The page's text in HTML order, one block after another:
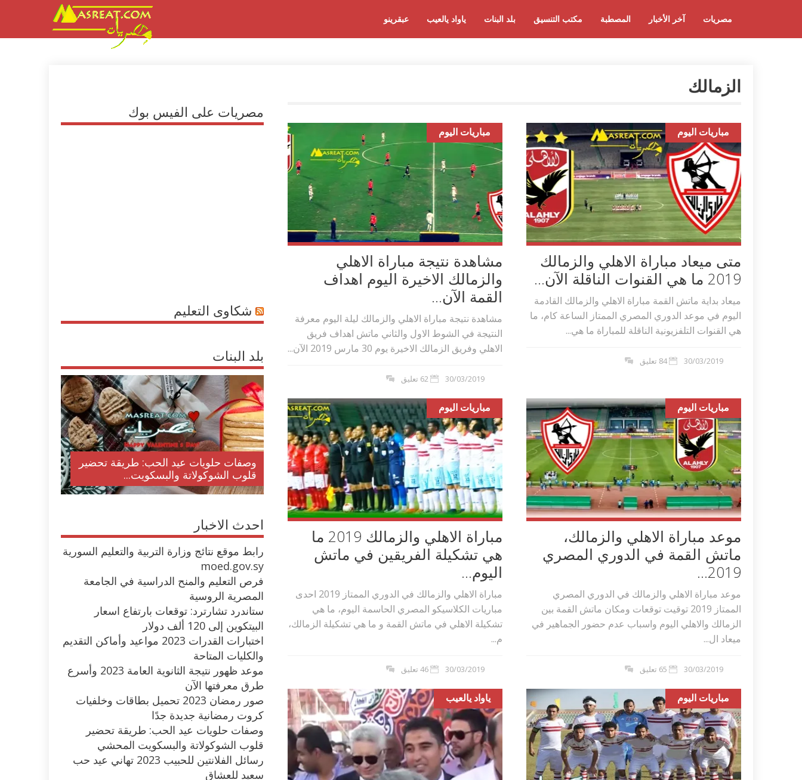
عبقرينو ياواد يالعيب بلد البنات مكتب التنسيق المصطبة آخر الأخبار مصريات
الزمالك
مباريات اليوم
مشاهدة نتيجة مباراة الاهلي
والزمالك الاخيرة اليوم اهداف
القمة الآن...
مشاهدة نتيجة مباراة الاهلي والزمالك ليلة اليوم معرفة
النتيجة في الشوط الاول والثاني ماتش اهداف فريق
الاهلي وفريق الزمالك الاخيرة يوم 30 مارس 2019 الآن...
30/03/2019 62 تعليق
مباريات اليوم
متى ميعاد مباراة الاهلي والزمالك
2019 ما هي القنوات الناقلة الآن...
ميعاد بداية ماتش القمة مباراة الاهلي والزمالك القادمة
اليوم في موعد الدوري المصري الممتاز الساعة كام، ما
هي القنوات التلفزيونية الناقلة للمباراة ما هي...
30/03/2019 84 تعليق
مباريات اليوم
مباراة الاهلي والزمالك 2019 ما
هي تشكيلة الفريقين في ماتش
اليوم...
مباراة الاهلي والزمالك في الدوري الممتاز 2019 احدى
مباريات الكلاسيكو المصري الحاسمة اليوم، ما هي
تشكيلة الاهلي في ماتش القمة و ما هي تشكيلة الزمالك،
م...
30/03/2019 46 تعليق
مباريات اليوم
موعد مباراة الاهلي والزمالك،
ماتش القمة في الدوري المصري
2019...
موعد مباراة الاهلي والزمالك في الدوري المصري
الممتاز 2019 توقيت توقعات ومكان ماتش القمة بين
الزمالك والاهلي اليوم واسباب عدم حضور الجماهير في
ميعاد ال...
30/03/2019 65 تعليق
ياواد يالعيب مباريات اليوم
مصريات على الفيس بوك
شكاوى التعليم
بلد البنات
وصفات حلويات عيد الحب: طريقة تحضير
قلوب الشوكولاتة والبسكويت...
وصفات أكلات عيد راس السنة الميلادية
والميلاد المجيد الكريسما...
طريقة تحضير حلاوة المولد النبوي مع
وصفات بالفيديو والصور...
اكلات عيد الاضحى 2023 وصفات طبخ
احدث الاخبار
رابط موقع نتائج وزارة التربية والتعليم السورية
moed.gov.sy
فرص التعليم والمنح الدراسية في الجامعة
المصرية الروسية
ستاندرد تشارترد: توقعات بارتفاع اسعار
البيتكوين إلى 120 ألف دولار
اختبارات القدرات 2023 مواعيد وأماكن التقديم
والكليات المتاحة
موعد ظهور نتيجة الثانوية العامة 2023 وأسرع
طرق معرفتها الآن
صور رمضان 2023 تحميل بطاقات وخلفيات
كروت رمضانية جديدة جدًا
وصفات حلويات عيد الحب: طريقة تحضير
قلوب الشوكولاتة والبسكويت المحشي
رسائل الفلانتين للحبيب 2023 تهاني عيد حب
سعيد للعشاق